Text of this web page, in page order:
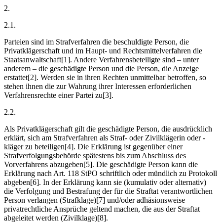
2.
2.1.
Parteien sind im Strafverfahren die beschuldigte Person, die
Privatklägerschaft und im Haupt- und Rechtsmittelverfahren die
Staatsanwaltschaft[1]. Andere Verfahrensbeteiligte sind – unter
anderem – die geschädigte Person und die Person, die Anzeige
erstattet[2]. Werden sie in ihren Rechten unmittelbar betroffen, so
stehen ihnen die zur Wahrung ihrer Interessen erforderlichen
Verfahrensrechte einer Partei zu[3].
2.2.
Als Privatklägerschaft gilt die geschädigte Person, die ausdrücklich
erklärt, sich am Strafverfahren als Straf- oder Zivilklägerin oder -
kläger zu beteiligen[4]. Die Erklärung ist gegenüber einer
Strafverfolgungsbehörde spätestens bis zum Abschluss des
Vorverfahrens abzugeben[5]. Die geschädigte Person kann die
Erklärung nach Art. 118 StPO schriftlich oder mündlich zu Protokoll
abgeben[6]. In der Erklärung kann sie (kumulativ oder alternativ)
die Verfolgung und Bestrafung der für die Straftat verantwortlichen
Person verlangen (Strafklage)[7] und/oder adhäsionsweise
privatrechtliche Ansprüche geltend machen, die aus der Straftat
abgeleitet werden (Zivilklage)[8].